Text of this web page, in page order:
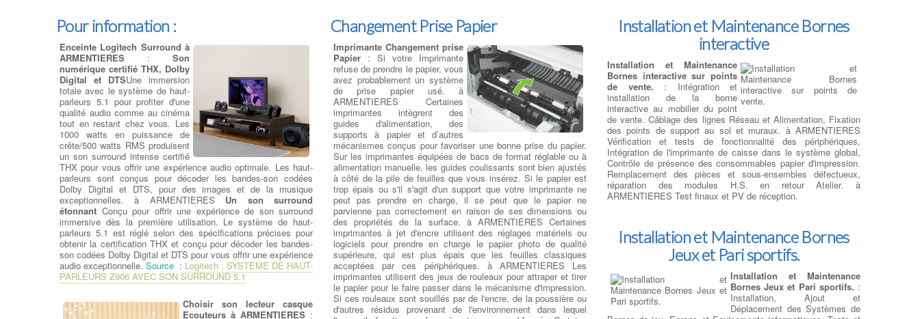
CPU Ventirad: Changement
Ventilation et Thermique
Souvent, un ventilateur
commencera à émettre
d'étranges bruits de grincement
ou des vibrations en vitesse de
pointe. Parfois, il n'y a aucun
avertissement et un ventilateur s'arrête silencieusement. Si l'un
des ventilateurs s'est arrêté, vérifiez qu'il est connecté. à
ARMENTIERES Si le ventilateur est connecté et ne tourne
toujours pas, il doit être remplacé. Le ventilateur d'évacuation
est monté à l'arrière du boîtier pour évacuer l'air chaud. Les
ventilateurs d'extraction peuvent également être montés sur le
dessus du boîtier, tandis que les ventilateurs d'admission sont
généralement montés sur le devant ou sur les côtés. à
ARMENTIERES Si tous les ventilateurs de votre système
fonctionnent, mais que le système fonctionne à chaud ou est
instable, vous pouvez ajouter d'autres ventilateurs. Si votre
boîtier ne peut plus supporter de ventilateurs ou devient trop
fort, envisagez un refroidissement liquide .
Dépanner ou remplacer votre
carte mère: Elément majeur
d'un PC de bureau à
ARMENTIERES, sur laquelle
votre
processeur, carte
graphique, barrette mémoire
toute source d'alimentation et de retourner immédiatement le pc
pour faire ressortir le liquide. à ARMENTIERES dans de
nombreux cas les réparations suivantes seront nécessaires :
désoxydation de la carte mère, remplacement des nappes et
composants défectueux, changement du clavier (cas d'un
liquide sucré) etc …. :Trouver Un Réparateur Ordi Portable
Changement de disque dur sur PC
Portables
Dépanner et changer le SSD
de votre ordinateur:
Remplacement de Disque Dur et
SSD : Nous offrons un service
de remplacement de disque dur
fiabilité de votre ordinateur. à
ARMENTIERES Notre équipe expérimentée assure un
remplacement professionnel en optant uniquement pour des
marques renommées offrant des capacités équivalentes ou
supérieures à celles de votre disque défectueux.
Migrer vers la Vitesse et la Fiabilité : Remplacement HDD
par SSD SATA ou M.2
, à ARMENTIERES Si vous cherchez à
améliorer considérablement les performances de votre
Pour information :
Enceinte Logitech Surround à
ARMENTIERES : Son
numérique certifié THX, Dolby
Digital et DTSUne immersion
totale avec le système de haut-
parleurs 5.1 pour profiter d'une
qualité audio comme au cinéma
tout en restant chez vous. Les
1000 watts en puissance de
crête/500 watts RMS produisent
un son surround intense certifié
THX pour vous offrir une expérience audio optimale. Les haut-
parleurs sont conçus pour décoder les bandes-son codées
Dolby Digital et DTS, pour des images et de la musique
exceptionnelles. à ARMENTIERES Un son surround
étonnant Conçu pour offrir une expérience de son surround
immersive dès la première utilisation. Le système de haut-
parleurs 5.1 est réglé selon des spécifications précises pour
obtenir la certification THX et conçu pour décoder les bandes-
son codées Dolby Digital et DTS pour vous offrir une expérience
audio exceptionnelle. Source : Logitech : SYSTÈME DE HAUT-
PARLEURS Z906 AVEC SON SURROUND 5.1
Choisir son lecteur casque
Ecouteurs à ARMENTIERES :
Changement Prise Papier
Imprimante Changement prise
Papier : Si votre Imprimante
refuse de prendre le papier, vous
avez probablement un système
de prise papier usé. à
ARMENTIERES Certaines
imprimantes intègrent des
guides d'alimentation, des
supports à papier et d’autres
mécanismes conçus pour favoriser une bonne prise du papier.
Sur les imprimantes équipées de bacs de format réglable ou à
alimentation manuelle, les guides coulissants sont bien ajustés
à côté de la pile de feuilles que vous insérez. Si le papier est
trop épais ou s'il s'agit d'un support que votre imprimante ne
peut pas prendre en charge, il se peut que le papier ne
parvienne pas correctement en raison de ses dimensions ou
des propriétés de la surface. à ARMENTIERES Certaines
imprimantes à jet d'encre utilisent des réglages matériels ou
logiciels pour prendre en charge le papier photo de qualité
supérieure, qui est plus épais que les feuilles classiques
acceptées par ces périphériques. à ARMENTIERES Les
imprimantes utilisent des jeux de rouleaux pour attraper et tirer
le papier pour le faire passer dans le mécanisme d'impression.
Si ces rouleaux sont souillés par de l'encre, de la poussière ou
d'autres résidus provenant de l'environnement dans lequel
Installation et Maintenance Bornes
interactive
Installation et Maintenance
Bornes interactive sur points
de vente. : Intégration et
installation de la borne
interactive au mobilier du point
de vente. Câblage des lignes Réseau et Alimentation, Fixation
des points de support au sol et muraux. à ARMENTIERES
Vérification et tests de fonctionnalité des périphériques,
Intégration de l'imprimante de caisse dans le système global,
Contrôle de présence des consommables papier d'impression.
Remplacement des pièces et sous-ensembles défectueux,
réparation des modules H.S. en retour Atelier. à
ARMENTIERES Test finaux et PV de réception.
Installation et Maintenance Bornes
Jeux et Pari sportifs.
Installation et Maintenance
Bornes Jeux et Pari sportifs. :
Installation, Ajout et
Déplacement des Systèmes de